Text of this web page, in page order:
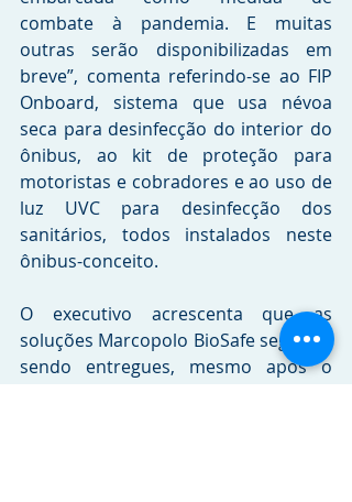
combate à pandemia. E muitas
outras serão disponibilizadas em
breve”, comenta referindo-se ao FIP
Onboard, sistema que usa névoa
seca para desinfecção do interior do
ônibus, ao kit de proteção para
motoristas e cobradores e ao uso de
luz UVC para desinfecção dos
sanitários, todos instalados neste
ônibus-conceito.
O executivo acrescenta que as
soluções Marcopolo BioSafe seguirão
sendo entregues, mesmo após o